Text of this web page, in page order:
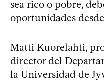
sea rico o pobre,
oportunidades
Matti Kuorelahti,
director del
la Universidad de